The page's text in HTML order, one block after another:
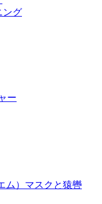
ング
ー
ム）マスクと猿轡